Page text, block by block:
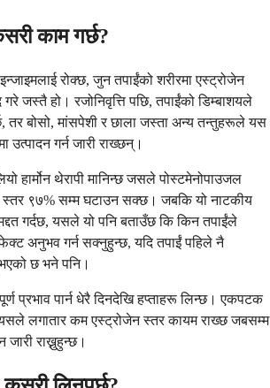
काम गर्छ?
रोक्छ, जुन तपाईंको शरीरमा एस्ट्रोजेन
गरे जस्तै हो। रजोनिवृत्ति पछि, तपाईंको डिम्बाशयले
तर बोसो, मांसपेशी र छाला जस्ता अन्य तन्तुहरूले यस
उत्पादन गर्न जारी राख्छन्।
हार्मोन थेरापी मानिन्छ जसले पोस्टमेनोपाउजल
स्तर ९७% सम्म घटाउन सक्छ। जबकि यो नाटकीय
गर्दछ, यसले यो पनि बताउँछ कि किन तपाईंले
अनुभव गर्न सक्नुहुन्छ, यदि तपाईं पहिले नै
छ भने पनि।
प्रभाव पार्न धेरै दिनदेखि हप्ताहरू लिन्छ। एकपटक
लगातार कम एस्ट्रोजेन स्तर कायम राख्छ जबसम्म
राख्नुहुन्छ।